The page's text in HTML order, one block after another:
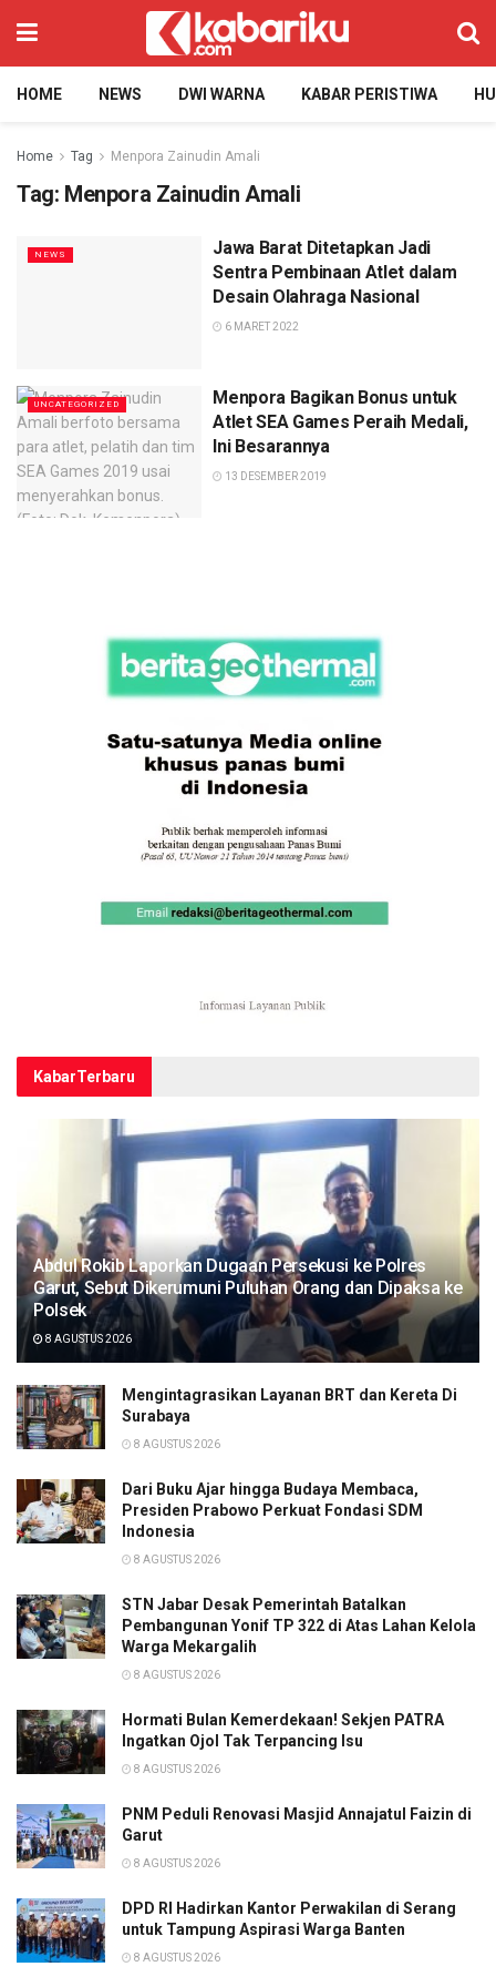
HOME NEWS DWI WARNA KABAR PERISTIWA
Home Tag Menpora Zainudin Amali
Tag: Menpora Zainudin Amali
NEWS
Jawa Barat Ditetapkan Jadi
Sentra Pembinaan Atlet dalam
Desain Olahraga Nasional
6 MARET 2022
UNCATEGORIZED
Menpora Bagikan Bonus untuk
Atlet SEA Games Peraih Medali,
Ini Besarannya
13 DESEMBER 2019
KabarTerbaru
Abdul Rokib Laporkan Dugaan Persekusi ke Polres
Garut, Sebut Dikerumuni Puluhan Orang dan Dipaksa ke
Polsek
8 AGUSTUS 2026
Mengintagrasikan Layanan BRT dan Kereta Di
Surabaya
8 AGUSTUS 2026
Dari Buku Ajar hingga Budaya Membaca,
Presiden Prabowo Perkuat Fondasi SDM
Indonesia
8 AGUSTUS 2026
STN Jabar Desak Pemerintah Batalkan
Pembangunan Yonif TP 322 di Atas Lahan Kelola
Warga Mekargalih
8 AGUSTUS 2026
Hormati Bulan Kemerdekaan! Sekjen PATRA
Ingatkan Ojol Tak Terpancing Isu
8 AGUSTUS 2026
PNM Peduli Renovasi Masjid Annajatul Faizin di
Garut
8 AGUSTUS 2026
DPD RI Hadirkan Kantor Perwakilan di Serang
untuk Tampung Aspirasi Warga Banten
8 AGUSTUS 2026